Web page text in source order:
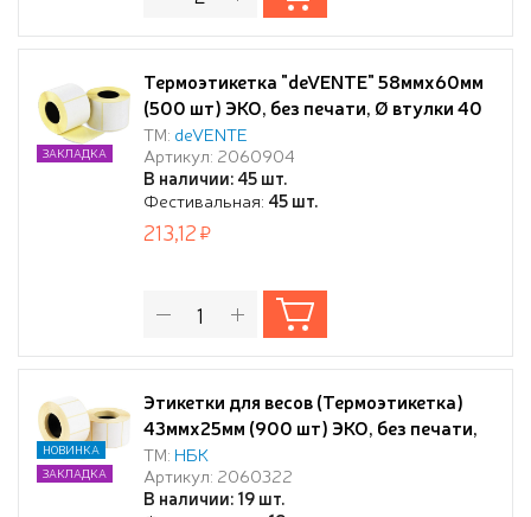
Термоэтикетка "deVENTE" 58ммx60мм
(500 шт) ЭКО, без печати, Ø втулки 40
мм
ТМ: deVENTE
Артикул: 2060904
В наличии: 45 шт.
Фестивальная: 45 шт.
ЗАКЛАДКА
213,12
Этикетки для весов (Термоэтикетка)
43ммx25мм (900 шт) ЭКО, без печати,
Ø втулки 40 мм
ТМ: НБК
Артикул: 2060322
В наличии: 19 шт.
НОВИНКА
ЗАКЛАДКА